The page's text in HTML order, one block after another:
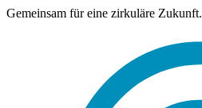
Gemeinsam für eine zirkuläre Zukunft.